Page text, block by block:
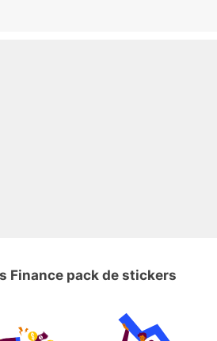
Finance pack de stickers